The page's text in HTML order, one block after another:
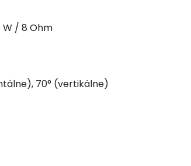
/ 8 Ohm
70° (vertikálne)